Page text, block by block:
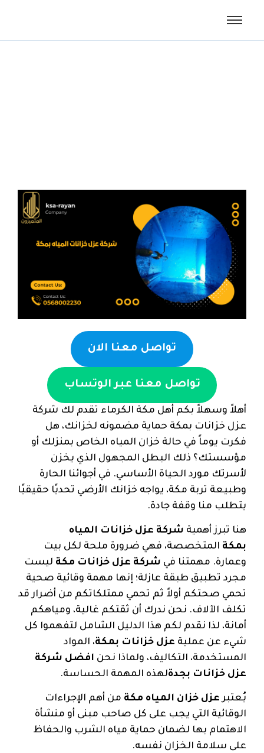
تواصل معنا الان
تواصل معنا عبر الوتساب
أهلاً وسهلاً بكم أهل مكة الكرماء تقدم لك شركة
عزل خزانات بمكة حماية مضمونه لخزانك، هل
فكرت يوماً في حالة خزان المياه الخاص بمنزلك أو
مؤسستك؟ ذلك البطل المجهول الذي يخزن
لأسرتك مورد الحياة الأساسي. في أجوائنا الحارة
وطبيعة تربة مكة، يواجه خزانك الأرضي تحديًا حقيقيًا
يتطلب منا وقفة جادة.
هنا تبرز أهمية شركة عزل خزانات المياه
بمكة المتخصصة، فهي ضرورة ملحة لكل بيت
وعمارة. مهمتنا في شركة عزل خزانات مكة ليست
مجرد تطبيق طبقة عازلة؛ إنها مهمة وقائية صحية
تحمي صحتكم أولاً ثم تحمي ممتلكاتكم من أضرار قد
تكلف الآلاف. نحن ندرك أن ثقتكم غالية، ومياهكم
أمانة، لذا نقدم لكم هذا الدليل الشامل لتفهموا كل
شيء عن عملية عزل خزانات بمكة، المواد
المستخدمة، التكاليف، ولماذا نحن افضل شركة
عزل خزانات بجدةلهذه المهمة الحساسة.
يُعتبرعزل خزان المياه مكة من أهم الإجراءات
الوقائية التي يجب على كل صاحب مبنى أو منشأة
الاهتمام بها لضمان حماية مياه الشرب والحفاظ
على سلامة الخزان نفسه.